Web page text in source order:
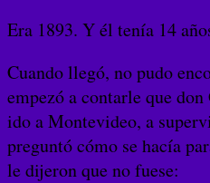
Era 1893. Y él tenía 14
Cuando llegó, no pudo
empezó a contarle que
ido a Montevideo, a
preguntó cómo se hacía
le dijeron que no fuese: